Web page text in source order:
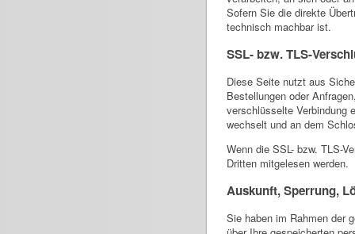
Sofern Sie die direkte
technisch machbar ist.
SSL- bzw. TLS-
Diese Seite nutzt aus
Bestellungen oder
verschlüsselte Verbindung
wechselt und an dem
Wenn die SSL- bzw. TLS-
Dritten mitgelesen werden.
Auskunft, Sperrung,
Sie haben im Rahmen der